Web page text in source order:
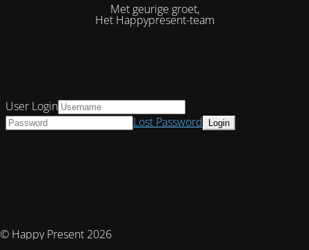
Met geurige groet,
Het Happypresent-team
© Happy Present 2026
User Login
Lost Password